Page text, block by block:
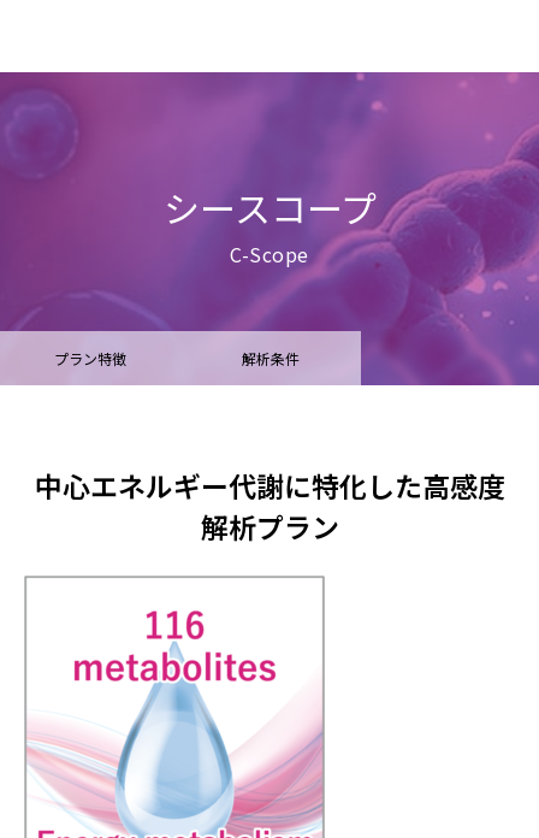
シースコープ
C-Scope
プラン特徴 解析条件
中心エネルギー代謝に特化した高感度
解析プラン